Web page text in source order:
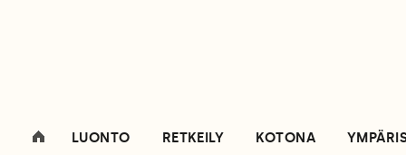
LUONTO RETKEILY KOTONA